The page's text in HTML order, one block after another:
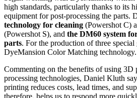
high standards, particularly thanks to its
equipment for post-processing the parts.
technology for cleaning (Powershot C)
(Powershot S), and the DM60 system
parts. For the production of three special
DyeMansion Color Matching technology.
Commenting on the benefits of using 3D
processing technologies, Daniel Kluth
printing reduces costs, lead times, and